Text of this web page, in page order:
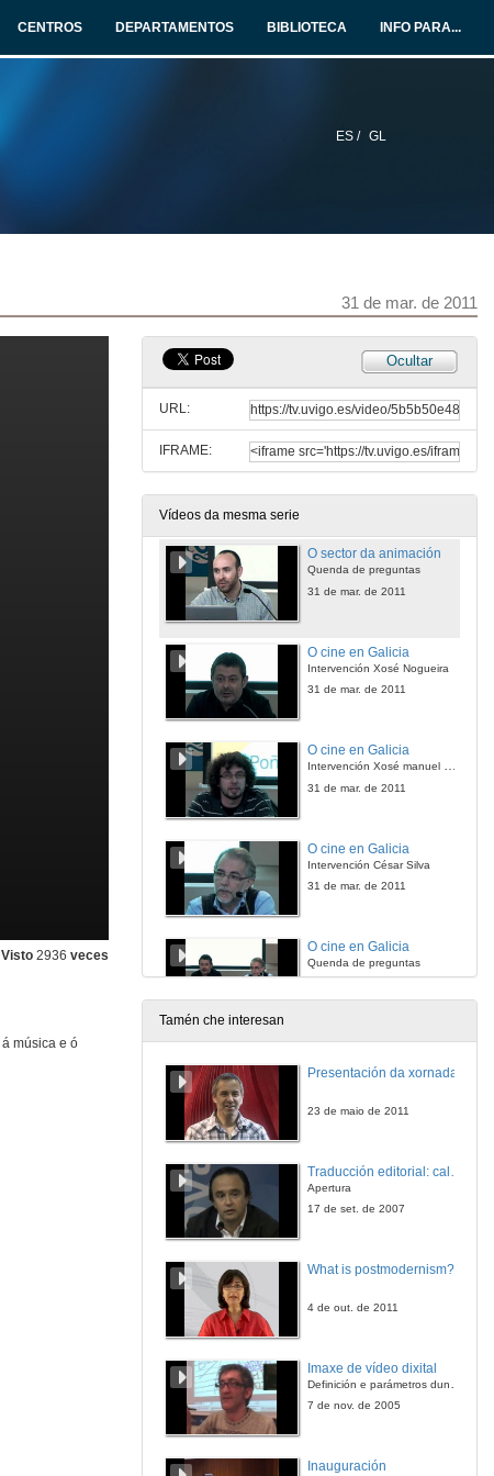
CENTROS DEPARTAMENTOS BIBLIOTECA INFO PARA...
ES / GL
31 de mar. de 2011
Visto 2936 veces
música e ó
Ocultar
URL:
IFRAME:
Vídeos da mesma serie
O cine en Galicia
Presentacion dos ponentes
O sector da animación
31 de mar. de 2011
O sector da animación
Quenda de preguntas
31 de mar. de 2011
O cine en Galicia
Intervención Xosé Nogueira
31 de mar. de 2011
O cine en Galicia
Intervención Xosé manuel Sande
31 de mar. de 2011
O cine en Galicia
Intervención César Silva
31 de mar. de 2011
O cine en Galicia
Quenda de preguntas
Música: perspectivas de promotores e produtores musicais
6 de abr. de 2011
6 de abr. de 2011
Tamén che interesan
Presentación da xornada
23 de maio de 2011
Apertura
17 de set. de 2007
What is postmodernism?
4 de out. de 2011
Imaxe de vídeo dixital
Definición e parámetros dunha imaxe dixital. Resolución e Aspecto. Profundidade da cor. Compresión. Frame por segundo. Entrelazado. Campos, cadros
7 de nov. de 2005
Inauguración